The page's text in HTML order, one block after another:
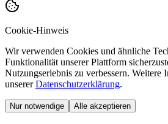
Cookie-Hinweis
Wir verwenden Cookies und ähnliche
Funktionalität unserer Plattform
Nutzungserlebnis zu verbessern. Weitere
unsererDatenschutzerklärung.
Nur notwendige Alle akzeptieren